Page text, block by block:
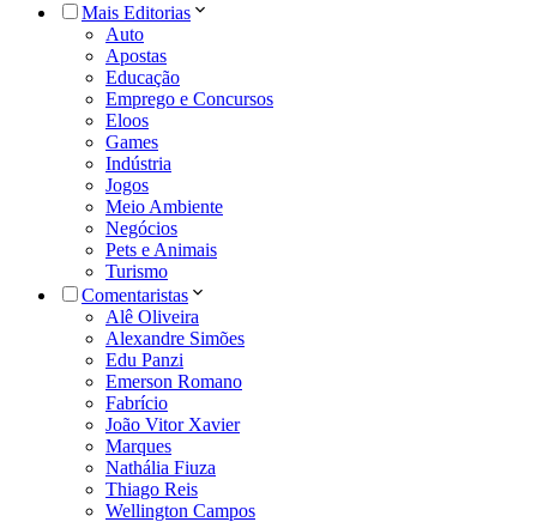
Mais Editorias
Auto
Apostas
Educação
Emprego e Concursos
Eloos
Games
Indústria
Jogos
Meio Ambiente
Negócios
Pets e Animais
Turismo
Comentaristas
Alê Oliveira
Alexandre Simões
Edu Panzi
Emerson Romano
Fabrício
João Vitor Xavier
Marques
Nathália Fiuza
Thiago Reis
Wellington Campos